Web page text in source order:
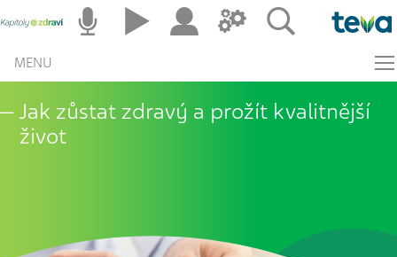
MENU
Jak zůstat zdravý a prožít kvalitnější
život